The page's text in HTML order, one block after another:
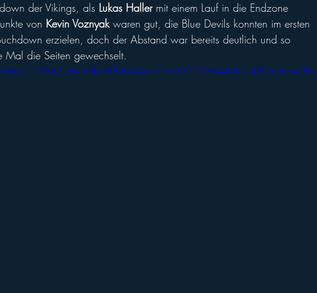
der Vikings, als Lukas Haller mit einem Lauf in die Endzone
von Kevin Voznyak waren gut, die Blue Devils konnten im ersten
erzielen, doch der Abstand war bereits deutlich und so
die Seiten gewechselt.
video/599847_eb7c8bb80bba44ce91cd337759644d47/480p/mp4/file.